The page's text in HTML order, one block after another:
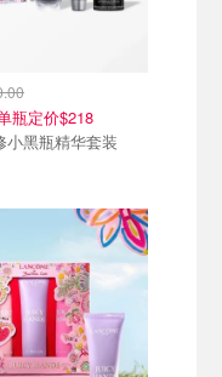
瓶定价$218